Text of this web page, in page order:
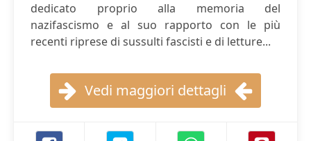
dedicato proprio alla memoria del
nazifascismo e al suo rapporto con le più
recenti riprese di sussulti fascisti e di letture...
Vedi maggiori dettagli